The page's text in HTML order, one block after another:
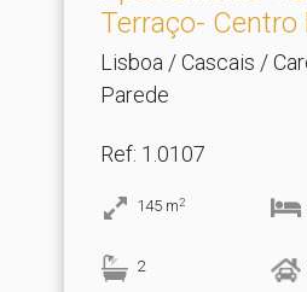
Terraço- Centro
com.​..
Lisboa / Cascais /
Parede
Ref: 1.0107
145 m2
2